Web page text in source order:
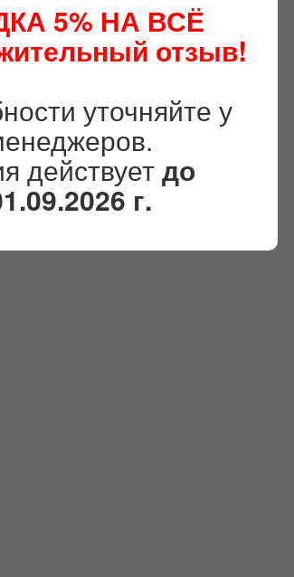
5% НА ВСЁ
отзыв!
уточняйте у
действуетдо
г.